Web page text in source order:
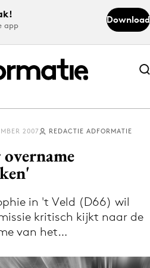
app
Download
Abonneer nu
Abonneer nu
de app
via de Adformatie
app
2007 REDACTIE ADFORMATIE
in 't Veld (D66) wil
kritisch kijkt naar de
van het…